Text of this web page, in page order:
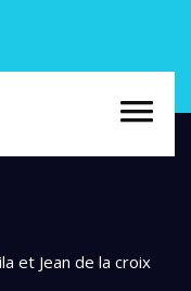
et Jean de la croix